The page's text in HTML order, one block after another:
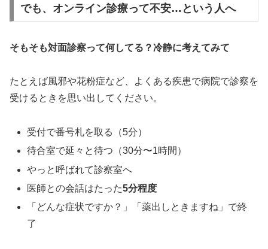
でも、オンライン診療って不安…という人へ
そもそも対面診察って何してる？冷静に考えてみて
たとえば風邪や花粉症など、よくある疾患で病院で診察を
受けるときを思い出してください。
受付で番号札を取る（5分）
待合室で延々と待つ（30分〜1時間）
やっと呼ばれて診察室へ
医師との会話はたった5分程度
「どんな症状ですか？」「薬出しときますね」で終
了